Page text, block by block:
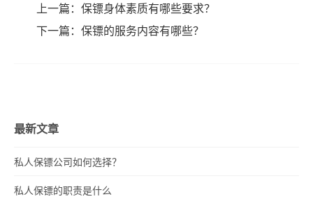
上一篇： 保镖身体素质有哪些要求？
下一篇： 保镖的服务内容有哪些？
最新文章
私人保镖公司如何选择？
私人保镖的职责是什么